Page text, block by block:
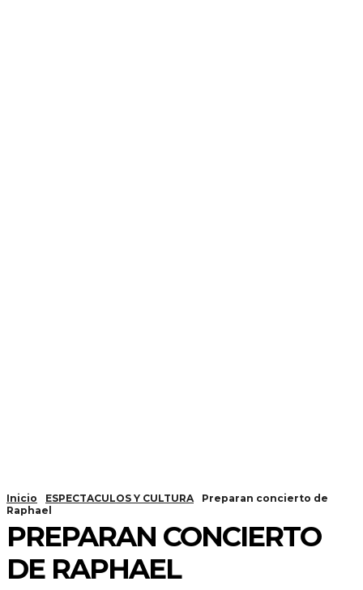
Inicio ESPECTACULOS Y CULTURA
Preparan concierto de
Raphael
PREPARAN CONCIERTO
DE RAPHAEL